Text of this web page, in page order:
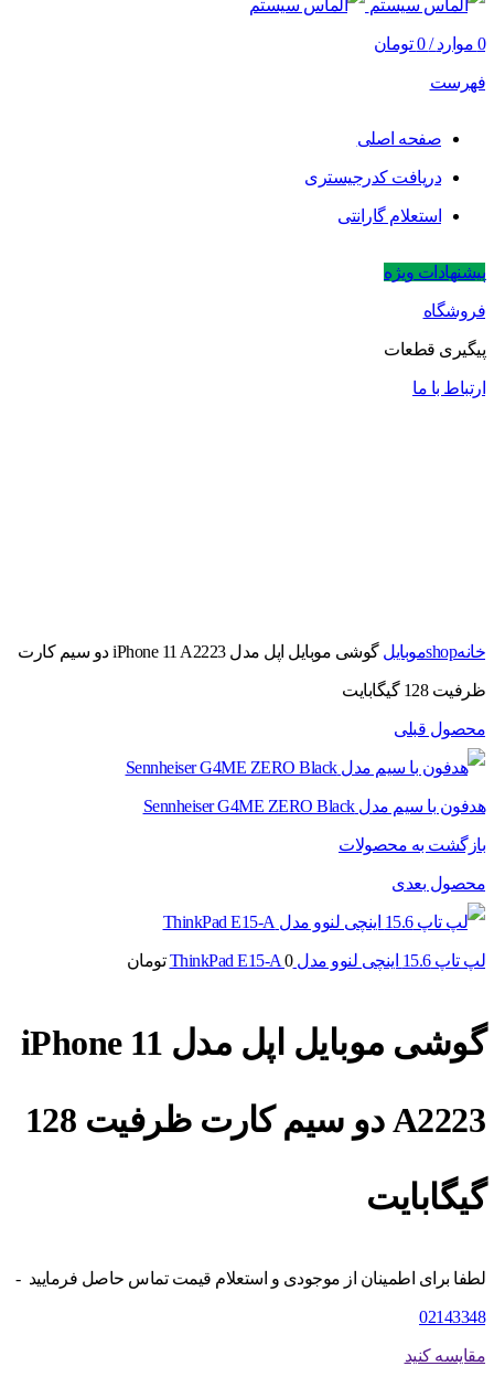
0 موارد /
0 تومان
فهرست
صفحه اصلی
دریافت کدرجیستری
استعلام گارانتی
پیشنهادات ویژه
فروشگاه
پیگیری قطعات
ارتباط با ما
خانهshopموبایل گوشی موبایل اپل مدل iPhone 11 A2223 دو سیم‌ کارت
ظرفیت 128 گیگابایت
محصول قبلی
هدفون با سیم مدل Sennheiser G4ME ZERO Black
بازگشت به محصولات
محصول بعدی
لپ تاپ 15.6 اینچی لنوو مدل ThinkPad E15-A 0 تومان
گوشی موبایل اپل مدل iPhone 11
A2223 دو سیم‌ کارت ظرفیت 128
گیگابایت
لطفا برای اطمینان از موجودی و استعلام قیمت تماس حاصل فرمایید -
02143348
مقایسه کنید